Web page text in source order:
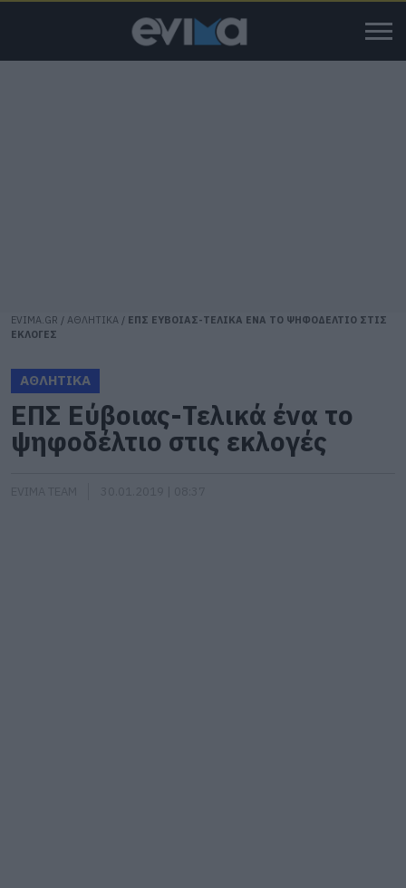
EVIMA.GR / ΑΘΛΗΤΙΚΑ / ΕΠΣ ΕΥΒΟΙΑΣ-ΤΕΛΙΚΑ ΕΝΑ ΤΟ ΨΗΦΟΔΕΛΤΙΟ ΣΤΙΣ
ΕΚΛΟΓΕΣ
ΑΘΛΗΤΙΚΑ
ΕΠΣ Εύβοιας-Τελικά ένα το
ψηφοδέλτιο στις εκλογές